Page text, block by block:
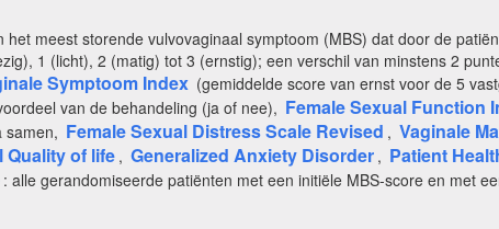
meest storende vulvovaginaal symptoom (MBS) dat door de
1 (licht), 2 (matig) tot 3 (ernstig); een verschil van minstens 2
Symptoom Index (gemiddelde score van ernst voor de 5
van de behandeling (ja of nee), Female Sexual Function
samen, Female Sexual Distress Scale Revised , Vaginale
Quality of life, Generalized Anxiety Disorder , Patient
: alle gerandomiseerde patiënten met een initiële MBS-score en met